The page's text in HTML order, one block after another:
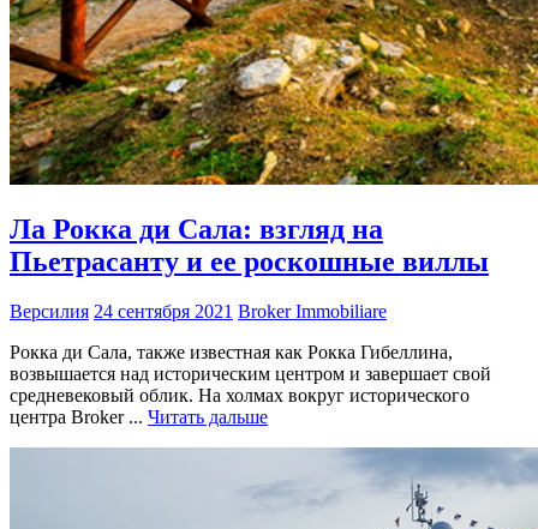
Ла Рокка ди Сала: взгляд на
Пьетрасанту и ее роскошные виллы
Версилия 24 сентября 2021 Broker Immobiliare
Рокка ди Сала, также известная как Рокка Гибеллина,
возвышается над историческим центром и завершает свой
средневековый облик. На холмах вокруг исторического
центра Broker ... Читать дальше